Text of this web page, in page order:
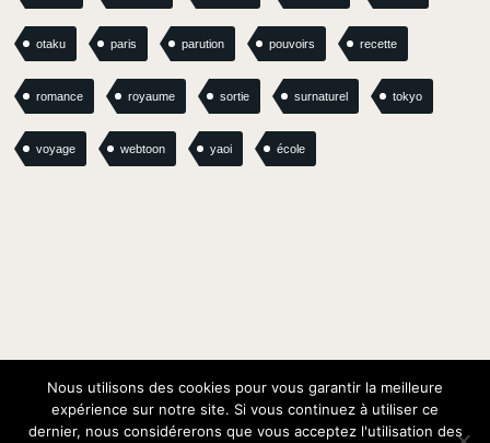
otaku paris parution pouvoirs recette
romance royaume sortie surnaturel tokyo
voyage webtoon yaoi école
Nous utilisons des cookies pour vous garantir la meilleure
expérience sur notre site. Si vous continuez à utiliser ce
dernier, nous considérerons que vous acceptez l'utilisation des